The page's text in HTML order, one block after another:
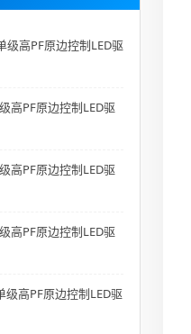
级高PF原边控制LED驱
高PF原边控制LED驱
高PF原边控制LED驱
高PF原边控制LED驱
级高PF原边控制LED驱